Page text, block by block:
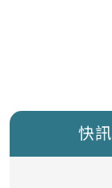
快訊